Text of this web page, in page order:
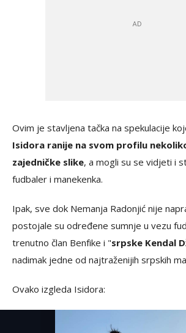
Ovim je stavljena tačka na spekulacije
Isidora ranije na svom profilu
zajedničke slike, a mogli su se vidjeti i
fudbaler i manekenka.
Ipak, sve dok Nemanja Radonjić nije
postojale su određene sumnje u vezu
trenutno član Benfike i "srpske Kendal
nadimak jedne od najtraženijih srpskih
Ovako izgleda Isidora: